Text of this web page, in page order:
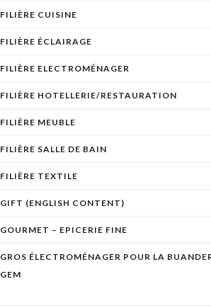
FILIÈRE CUISINE
FILIÈRE ÉCLAIRAGE
FILIÈRE ELECTROMÉNAGER
FILIÈRE HOTELLERIE/RESTAURATION
FILIÈRE MEUBLE
FILIÈRE SALLE DE BAIN
FILIÈRE TEXTILE
GIFT (ENGLISH CONTENT)
GOURMET – EPICERIE FINE
GROS ÉLECTROMÉNAGER POUR LA
GEM